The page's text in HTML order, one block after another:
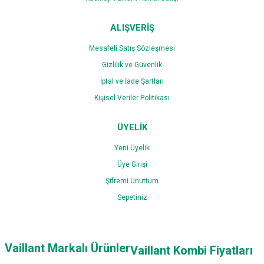
ALIŞVERİŞ
Mesafeli Satış Sözleşmesi
Gizlilik ve Güvenlik
İptal ve İade Şartları
Kişisel Veriler Politikası
ÜYELİK
Yeni Üyelik
Üye Girişi
Şifremi Unuttum
Sepetiniz
Vaillant Markalı ÜrünlerVaillant Kombi Fiyatları